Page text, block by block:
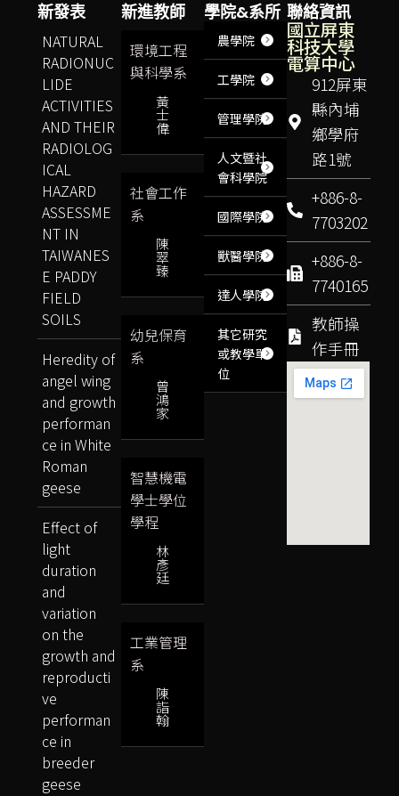
聯絡資訊
國立屏東
科技大學
電算中心
912屏東
縣內埔
鄉學府
路1號
+886-8-
7703202
+886-8-
7740165
教師操
作手冊
學院&系所
農學院
工學院
管理學院
人文暨社
會科學院
國際學院
獸醫學院
達人學院
其它研究
或教學單
位
新進教師
環境工程
與科學系
黃
士
偉
社會工作
系
陳
翠
臻
幼兒保育
系
曾
鴻
家
智慧機電
學士學位
學程
林
彥
廷
工業管理
系
陳
詣
翰
新發表
NATURAL
RADIONUC
LIDE
ACTIVITIES
AND THEIR
RADIOLOG
ICAL
HAZARD
ASSESSME
NT IN
TAIWANES
E PADDY
FIELD
SOILS
Heredity of
angel wing
and growth
performan
ce in White
Roman
geese
Effect of
light
duration
and
variation
on the
growth and
reproducti
ve
performan
ce in
breeder
geese